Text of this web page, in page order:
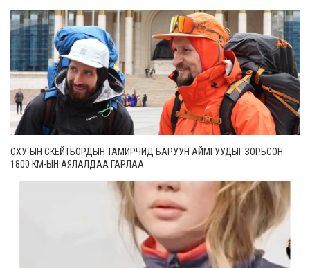
ОХУ-ЫН СКЕЙТБОРДЫН ТАМИРЧИД БАРУУН АЙМГУУДЫГ ЗОРЬСОН
1800 КМ-ЫН АЯЛАЛДАА ГАРЛАА